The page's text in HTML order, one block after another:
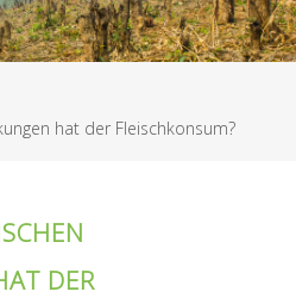
hat der Fleischkonsum?
DER